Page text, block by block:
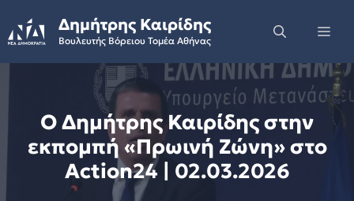
to
content
Δημήτρης Καιρίδης
Βουλευτής Βόρειου Τομέα Αθήνας
Ο Δημήτρης Καιρίδης στην
εκπομπή «Πρωινή Ζώνη» στο
Action24 | 02.03.2026